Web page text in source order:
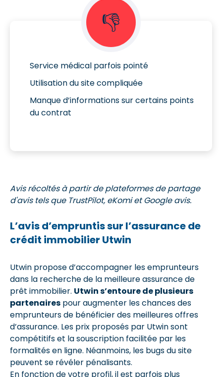
👎
Service médical parfois pointé
Utilisation du site compliquée
Manque d’informations sur certains points
du contrat
Avis récoltés à partir de plateformes de partage
d'avis tels que TrustPilot, eKomi et Google avis.
L’avis d’empruntis sur l’assurance de
crédit immobilier Utwin
Utwin propose d’accompagner les emprunteurs
dans la recherche de la meilleure assurance de
prêt immobilier. Utwin s’entoure de plusieurs
partenaires pour augmenter les chances des
emprunteurs de bénéficier des meilleures offres
d’assurance. Les prix proposés par Utwin sont
compétitifs et la souscription facilitée par les
formalités en ligne. Néanmoins, les bugs du site
peuvent se révéler pénalisants.
En fonction de votre profil, il est parfois plus